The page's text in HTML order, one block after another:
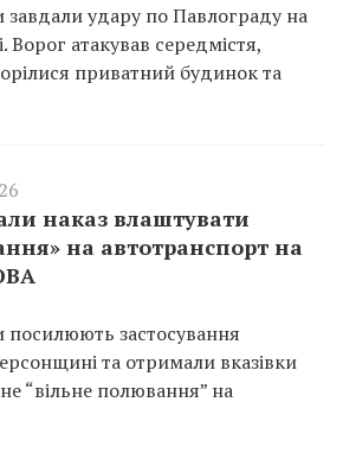
завдали удару по Павлограду на
атакував середмістя,
приватний будинок та
наказ влаштувати
на автотранспорт на
посилюють застосування
та отримали вказівки
“вільне полювання” на